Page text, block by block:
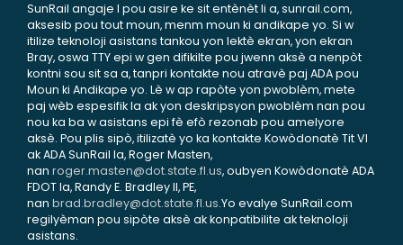
SunRail angaje l pou asire ke sit entènèt li a, sunrail.com,
aksesib pou tout moun, menm moun ki andikape yo. Si w
itilize teknoloji asistans tankou yon lektè ekran, yon ekran
Bray, oswa TTY epi w gen difikilte pou jwenn aksè a nenpòt
kontni sou sit sa a, tanpri kontakte nou atravè paj ADA pou
Moun ki Andikape yo. Lè w ap rapòte yon pwoblèm, mete
paj wèb espesifik la ak yon deskripsyon pwoblèm nan pou
nou ka ba w asistans epi fè efò rezonab pou amelyore
aksè. Pou plis sipò, itilizatè yo ka kontakte Kowòdonatè Tit VI
ak ADA SunRail la, Roger Masten,
nan roger.masten@dot.state.fl.us, oubyen Kowòdonatè ADA
FDOT la, Randy E. Bradley II, PE,
nan brad.bradley@dot.state.fl.us.Yo evalye SunRail.com
regilyèman pou sipòte aksè ak konpatibilite ak teknoloji
asistans.